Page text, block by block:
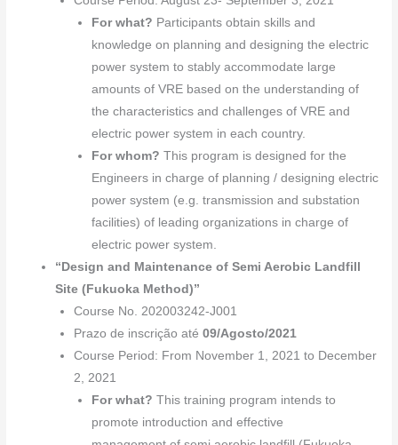
For what? Participants obtain skills and
knowledge on planning and designing the electric
power system to stably accommodate large
amounts of VRE based on the understanding of
the characteristics and challenges of VRE and
electric power system in each country.
For whom? This program is designed for the
Engineers in charge of planning / designing electric
power system (e.g. transmission and substation
facilities) of leading organizations in charge of
electric power system.
“Design and Maintenance of Semi Aerobic Landfill
Site (Fukuoka Method)”
Course No. 202003242-J001
Prazo de inscrição até 09/Agosto/2021
Course Period: From November 1, 2021 to December
2, 2021
For what? This training program intends to
promote introduction and effective